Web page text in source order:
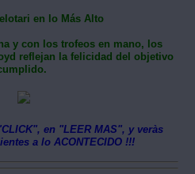
en lo Más Alto
y con los trofeos en mano, los
reflejan la felicidad del objetivo
en "LEER MAS", y veràs
a lo ACONTECIDO !!!